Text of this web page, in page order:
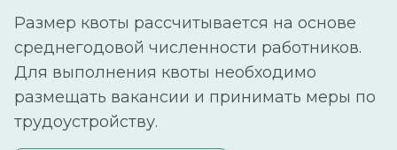
Размер квоты рассчитывается на основе
среднегодовой численности работников.
Для выполнения квоты необходимо
размещать вакансии и принимать меры по
трудоустройству.